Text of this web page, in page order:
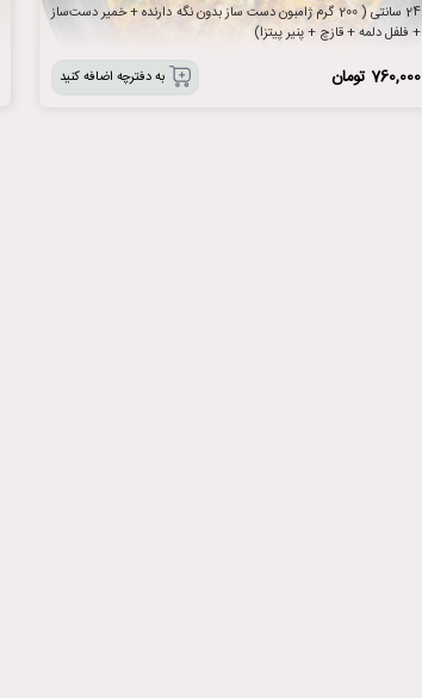
24 سانتی ( 200 گرم ژامبون دست ساز بدون نگه دارنده + خمیر دست‌ساز
+ فلفل دلمه + قازچ + پنیر پیتزا)
760,000 تومان به دفترچه اضافه کنید